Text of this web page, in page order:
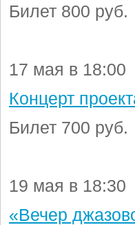
Билет 800 руб.
17 мая в 18:00
Концерт
Билет 700 руб.
19 мая в 18:30
«Вечер